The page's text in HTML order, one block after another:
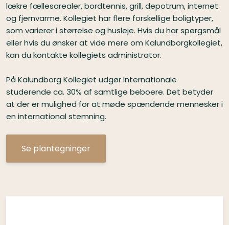
lækre fællesarealer, bordtennis, grill, depotrum, internet
og fjernvarme. Kollegiet har flere forskellige boligtyper,
som varierer i størrelse og husleje. Hvis du har spørgsmål
eller hvis du ønsker at vide mere om Kalundborgkollegiet,
kan du kontakte kollegiets administrator.
På Kalundborg Kollegiet udgør Internationale
studerende ca. 30% af samtlige beboere. Det betyder
at der er mulighed for at møde spændende mennesker i
en international stemning.
Se plantegninger